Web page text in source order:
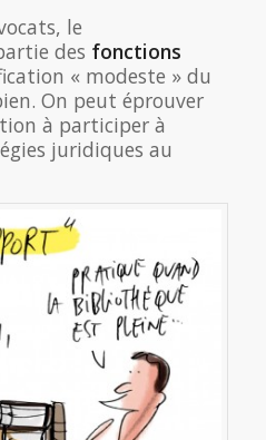
le
des fonctions
« modeste » du
On peut éprouver
à participer à
juridiques au